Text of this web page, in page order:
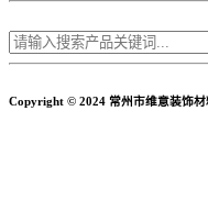
Copyright © 2024 常州市维意装饰